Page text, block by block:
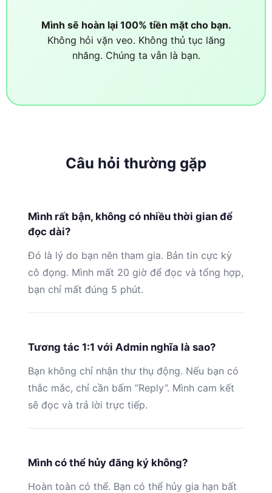
Mình sẽ hoàn lại 100% tiền mặt cho bạn.
Không hỏi vặn veo. Không thủ tục lăng
nhăng. Chúng ta vẫn là bạn.
Câu hỏi thường gặp
Mình rất bận, không có nhiều thời gian để
đọc dài?
Đó là lý do bạn nên tham gia. Bản tin cực kỳ
cô đọng. Mình mất 20 giờ để đọc và tổng hợp,
bạn chỉ mất đúng 5 phút.
Tương tác 1:1 với Admin nghĩa là sao?
Bạn không chỉ nhận thư thụ động. Nếu bạn có
thắc mắc, chỉ cần bấm “Reply”. Mình cam kết
sẽ đọc và trả lời trực tiếp.
Mình có thể hủy đăng ký không?
Hoàn toàn có thể. Bạn có thể hủy gia hạn bất